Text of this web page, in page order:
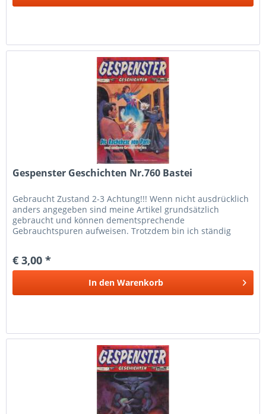
Gespenster Geschichten Nr.760 Bastei
Gebraucht Zustand 2-3 Achtung!!! Wenn nicht ausdrücklich
anders angegeben sind meine Artikel grundsätzlich
gebraucht und können dementsprechende
Gebrauchtspuren aufweisen. Trotzdem bin ich ständig
€ 3,00 *
In den Warenkorb